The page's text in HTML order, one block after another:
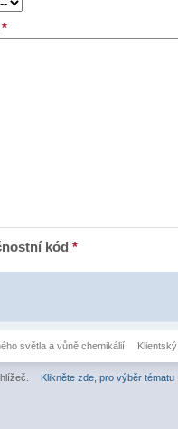
*
kód *
světla a vůně chemikálií
Klikněte zde, pro výběr tématu